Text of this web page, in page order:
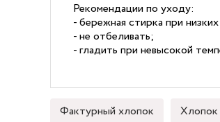
Рекомендации по уходу:
- бережная стирка при
- не отбеливать;
- гладить при невысокой
Фактурный хлопок Хлопок